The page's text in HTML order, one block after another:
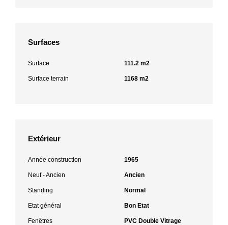
Surfaces
Surface 111.2 m2
Surface terrain 1168 m2
Extérieur
Année construction 1965
Neuf - Ancien Ancien
Standing Normal
Etat général Bon Etat
Fenêtres PVC Double Vitrage